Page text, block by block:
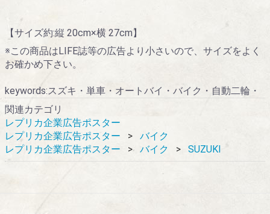
【サイズ約:縦 20cm×横 27cm】
※この商品はLIFE誌等の広告より小さいので、サイズをよく
お確かめ下さい。
keywords:スズキ・単車・オートバイ・バイク・自動二輪・
関連カテゴリ
レプリカ企業広告ポスター
レプリカ企業広告ポスター
バイク
レプリカ企業広告ポスター
バイク SUZUKI